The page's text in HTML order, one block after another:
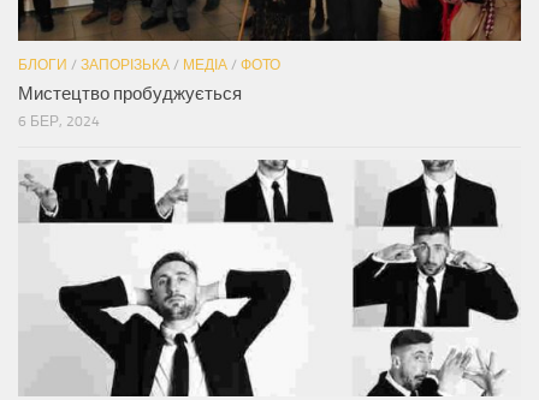
БЛОГИ / ЗАПОРІЗЬКА / МЕДІА / ФОТО
Мистецтво пробуджується
6 БЕР, 2024